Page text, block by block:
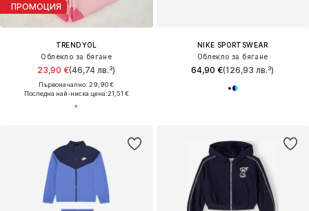
ПРОМОЦИЯ
TRENDYOL
Облекло за бягане
23,90 €(46,74 лв.³)
Първоначално: 29,90 €
Последна най-ниска цена:21,51 €
NIKE SPORTSWEAR
Облекло за бягане
64,90 €(126,93 лв.³)